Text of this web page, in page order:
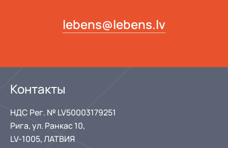
lebens@lebens.lv
Контакты
НДС Рег. № LV50003179251
Рига, ул. Ранкас 10,
LV-1005, ЛАТВИЯ